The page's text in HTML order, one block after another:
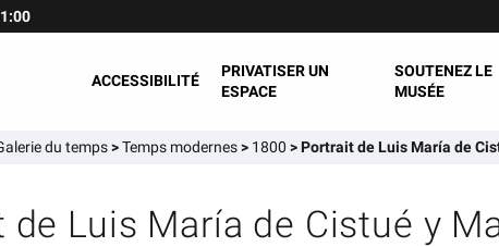
ACCESSIBILITÉ
PRIVATISER UN
ESPACE
SOUTENEZ LE
MUSÉE
du temps>Temps modernes> 1800 >Portrait de Luis María de
de Luis María de Cistué y